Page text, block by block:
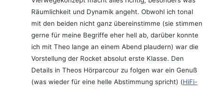
Räumlichkeit und Dynamik angeht. Obwohl ich tonal
mit den beiden nicht ganz übereinstimme (sie stimmen
gerne für meine Begriffe eher hell ab, darüber konnte
ich mit Theo lange an einem Abend plaudern) war die
Vorstellung der Rocket absolut erste Klasse. Den
Details in Theos Hörparcour zu folgen war ein Genuß
(was wieder für eine helle Abstimmung spricht) (HiFi-